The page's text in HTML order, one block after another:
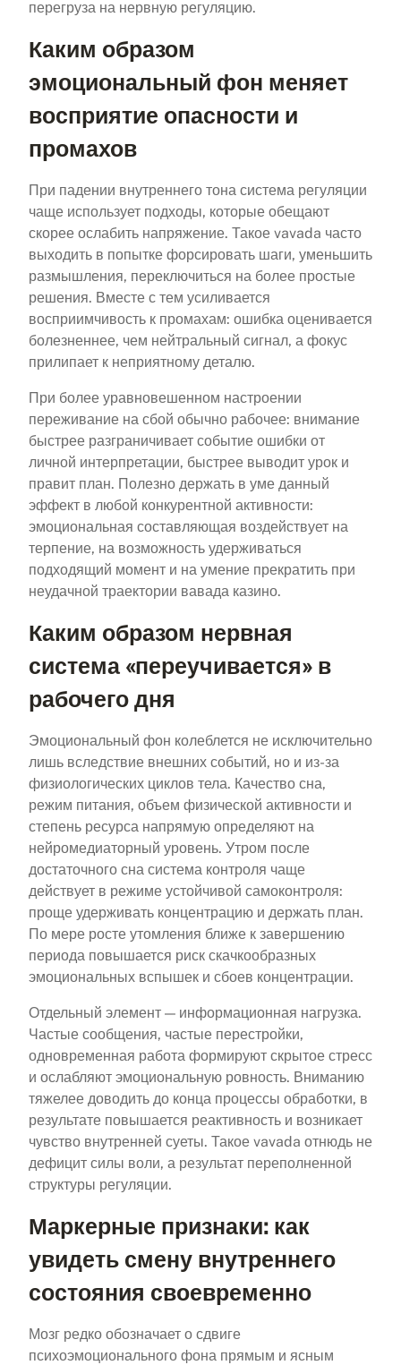
перегруза на нервную регуляцию.
Каким образом
эмоциональный фон меняет
восприятие опасности и
промахов
При падении внутреннего тона система регуляции
чаще использует подходы, которые обещают
скорее ослабить напряжение. Такое vavada часто
выходить в попытке форсировать шаги, уменьшить
размышления, переключиться на более простые
решения. Вместе с тем усиливается
восприимчивость к промахам: ошибка оценивается
болезненнее, чем нейтральный сигнал, а фокус
прилипает к неприятному деталю.
При более уравновешенном настроении
переживание на сбой обычно рабочее: внимание
быстрее разграничивает событие ошибки от
личной интерпретации, быстрее выводит урок и
правит план. Полезно держать в уме данный
эффект в любой конкурентной активности:
эмоциональная составляющая воздействует на
терпение, на возможность удерживаться
подходящий момент и на умение прекратить при
неудачной траектории вавада казино.
Каким образом нервная
система «переучивается» в
рабочего дня
Эмоциональный фон колеблется не исключительно
лишь вследствие внешних событий, но и из-за
физиологических циклов тела. Качество сна,
режим питания, объем физической активности и
степень ресурса напрямую определяют на
нейромедиаторный уровень. Утром после
достаточного сна система контроля чаще
действует в режиме устойчивой самоконтроля:
проще удерживать концентрацию и держать план.
По мере росте утомления ближе к завершению
периода повышается риск скачкообразных
эмоциональных вспышек и сбоев концентрации.
Отдельный элемент — информационная нагрузка.
Частые сообщения, частые перестройки,
одновременная работа формируют скрытое стресс
и ослабляют эмоциональную ровность. Вниманию
тяжелее доводить до конца процессы обработки, в
результате повышается реактивность и возникает
чувство внутренней суеты. Такое vavada отнюдь не
дефицит силы воли, а результат переполненной
структуры регуляции.
Маркерные признаки: как
увидеть смену внутреннего
состояния своевременно
Мозг редко обозначает о сдвиге
психоэмоционального фона прямым и ясным